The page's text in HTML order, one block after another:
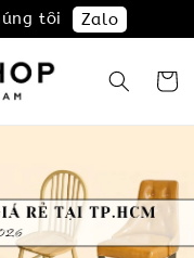
tôi Zalo